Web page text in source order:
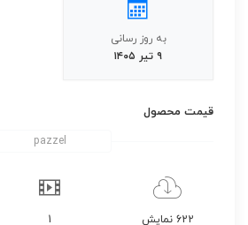
به روز رسانی
۹ تیر ۱۴۰۵
قیمت محصول
pazzel
622 نمایش 1